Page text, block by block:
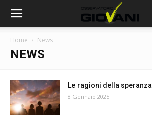
Home News
NEWS
Le ragioni della speranza
8 Gennaio 2025